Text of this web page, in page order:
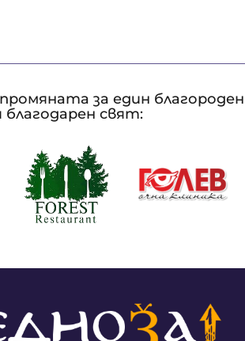
за един благороден
благодарен свят: